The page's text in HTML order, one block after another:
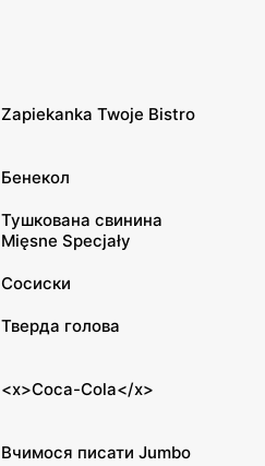
Zapiekanka Twoje Bistro
Бенекол
Тушкована свинина
Mięsne Specjały
Сосиски
Тверда голова
<x>Coca-Cola</x>
Вчимося писати Jumbo